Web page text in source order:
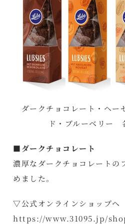
ダークチョコレート・ヘー
ド・ブルーベリー
■ダークチョコレート
濃厚なダークチョコレートの
めました。
▽公式オンラインショップへ
https://www.31095.jp/